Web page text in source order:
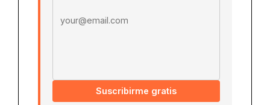
Suscribirme gratis